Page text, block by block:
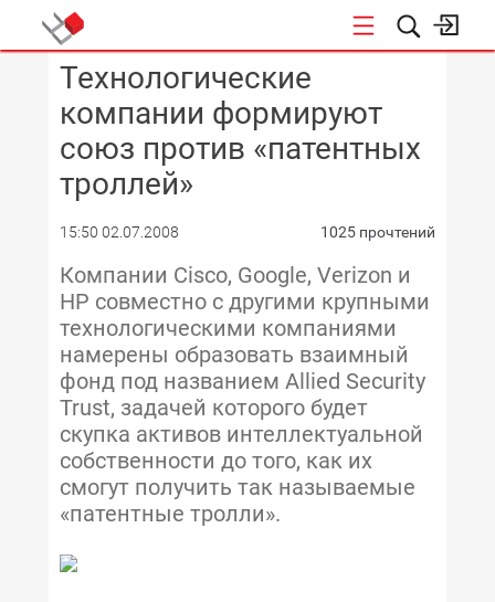
КОНФЕРЕНЦИИ
Технологические
компании формируют
союз против «патентных
троллей»
15:50 02.07.2008 1025 прочтений
Компании Cisco, Google, Verizon и
HP совместно с другими крупными
технологическими компаниями
намерены образовать взаимный
фонд под названием Allied Security
Trust, задачей которого будет
скупка активов интеллектуальной
собственности до того, как их
смогут получить так называемые
«патентные тролли».